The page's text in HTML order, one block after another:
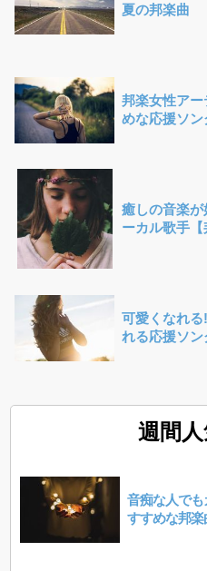
夏の邦楽曲
邦楽女性ア
めな応援ソン
癒しの音楽
ーカル歌手【
可愛くなれ
れる応援ソン
週間
音痴な人で
すすめな邦楽